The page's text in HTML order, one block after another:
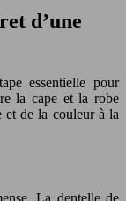
d’une
essentielle pour
la cape et la robe
et de la couleur à la